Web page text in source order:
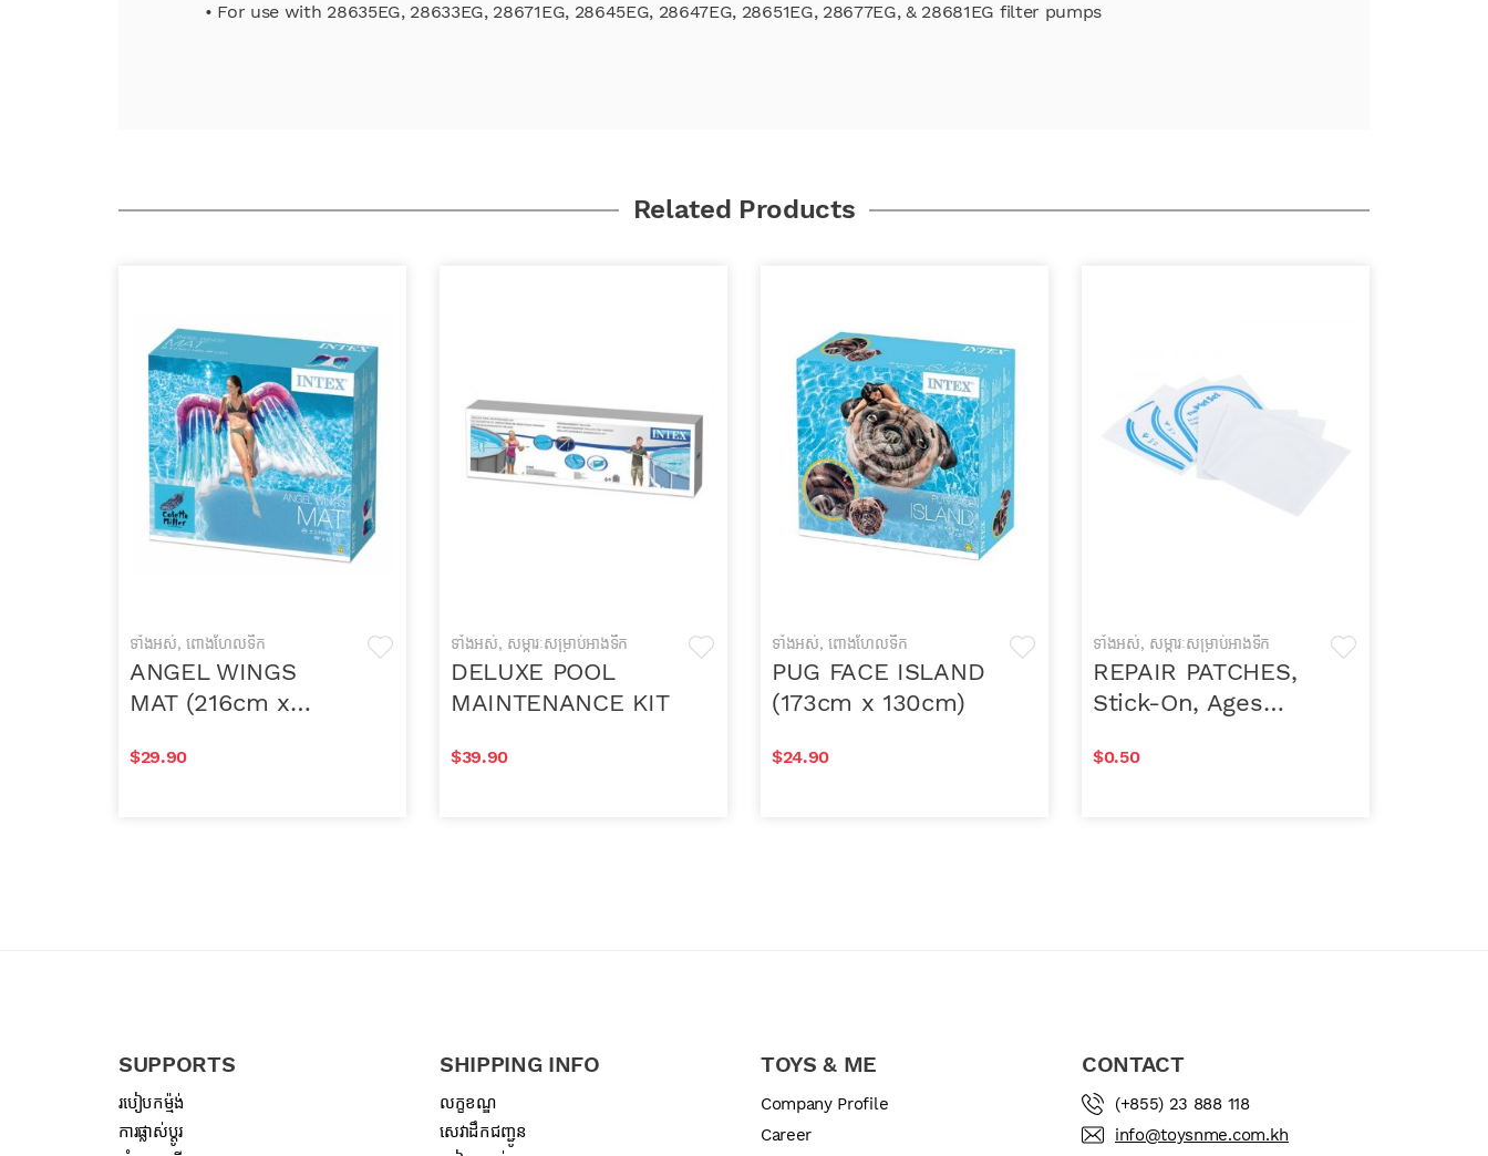
• For use with 28635EG, 28633EG, 28671EG, 28645EG, 28647EG, 28651EG, 28677EG, & 28681EG filter pumps
Related Products
ទាំងអស់,ពោងហែលទឹក
ANGEL WINGS
MAT (216cm x
$29.90
ទាំងអស់, សម្ភារៈសម្រាប់អាងទឹក
DELUXE POOL
MAINTENANCE KIT
$39.90
ទាំងអស់,ពោងហែលទឹក
PUG FACE ISLAND
(173cm x 130cm)
$24.90
ទាំងអស់, សម្ភារៈសម្រាប់អាងទឹក
REPAIR PATCHES,
Stick-On, Ages
$0.50
SUPPORTS
របៀបកម្ម៉ង់
ការផ្លាស់ប្តូរ
SHIPPING INFO
លក្ខខណ្ឌ
សេវាដឹកជញ្ជូន
TOYS & ME
Company Profile
Career
CONTACT
(+855) 23 888 118
info@toysnme.com.kh